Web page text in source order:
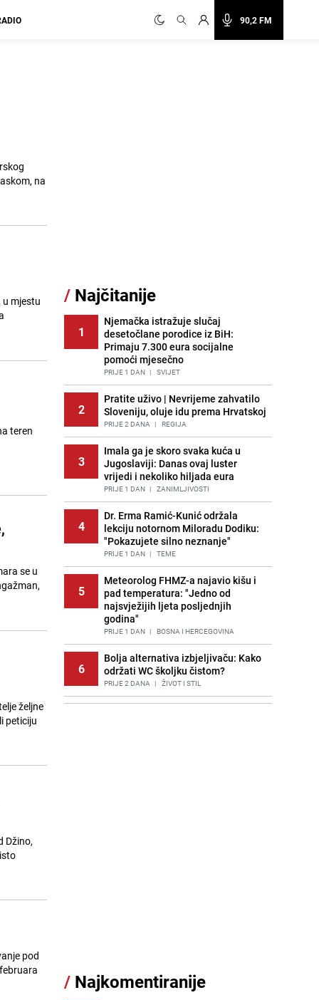
90,2 FM
na
u mjestu
teren
se u
željne
peticiju
Džino,
pod
/ Najčitanije
1
Njemačka istražuje slučaj
desetočlane porodice iz BiH:
Primaju 7.300 eura socijalne
pomoći mjesečno
PRIJE 1 DAN | SVIJET
2
Pratite uživo | Nevrijeme zahvatilo
Sloveniju, oluje idu prema Hrvatskoj
PRIJE 2 DANA | REGIJA
3
Imala ga je skoro svaka kuća u
Jugoslaviji: Danas ovaj luster
vrijedi i nekoliko hiljada eura
PRIJE 1 DAN | ZANIMLJIVOSTI
4
Dr. Erma Ramić-Kunić održala
lekciju notornom Miloradu Dodiku:
"Pokazujete silno neznanje"
PRIJE 1 DAN | TEME
5
Meteorolog FHMZ-a najavio kišu i
pad temperatura: "Jedno od
najsvježijih ljeta posljednjih
godina"
PRIJE 1 DAN | BOSNA I HERCEGOVINA
6
Bolja alternativa izbjeljivaču: Kako
održati WC školjku čistom?
PRIJE 2 DANA | ŽIVOT I STIL
11
Jednostavni savjeti za očuvanje
/ Najkomentiranije